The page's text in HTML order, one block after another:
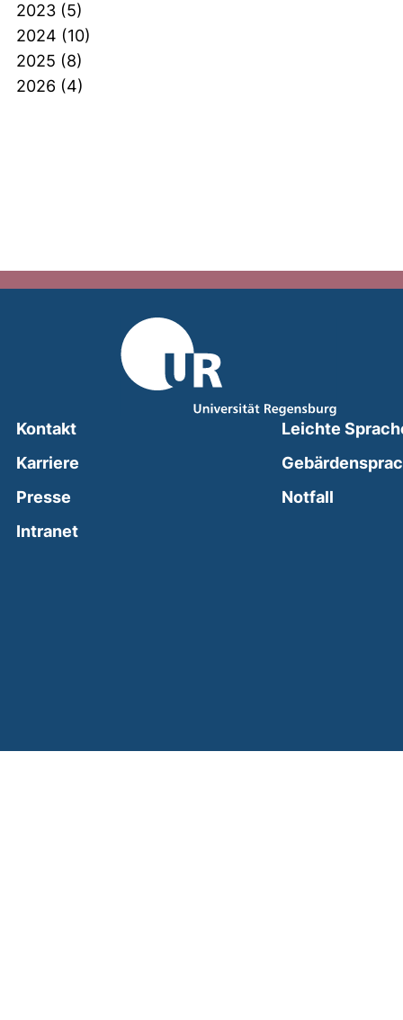
2023 (5)
2024 (10)
2025 (8)
2026 (4)
Kontakt
Karriere
Presse
Intranet(external link, opens in a new window)
Leichte
Notfall